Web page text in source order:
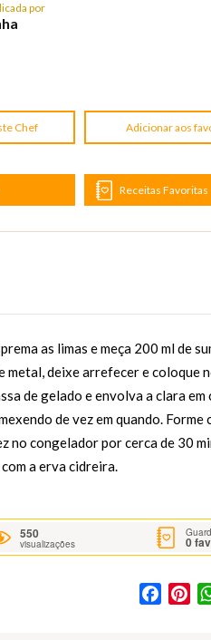
por
Chef Adicionar aos
Receitas Favoritas
as limas e meça 200 ml de
metal, deixe arrefecer e coloque
de gelado e envolva a clara em
de vez em quando. Forme
no congelador por cerca de 30
a erva cidreira.
550
visualizações 0